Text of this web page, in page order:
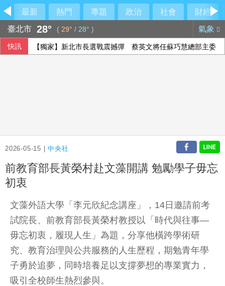
最新 熱門 專題 政治 社會
財經
臺北市 28° ( 29° / 28° ) 氣象
快訊 【獨家】新北市長選戰震撼彈 蔡英文將任蘇巧慧總部主委
2026-05-15 |中央社
前教育部長黃榮村赴文藻開講 勉勵學子毋忘
初衷
文藻外語大學「李元欣紀念講座」，14日邀請前考
試院長、前教育部長黃榮村教授以「時代與往事—
毋忘初衷，履現人生」為題，分享他橫跨學術研
究、教育治理與公共服務的人生歷程，期勉青年學
子勇於追夢，同時培養足以支撐夢想的專業實力，
吸引全校師生熱烈參與。